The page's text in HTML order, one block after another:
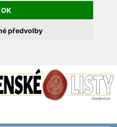
OK
předvolby